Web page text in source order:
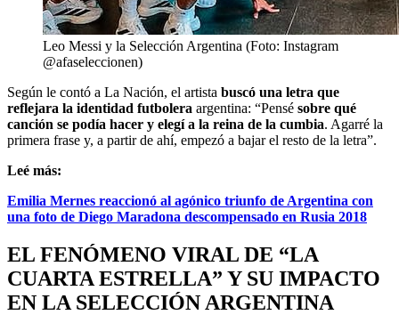
Leo Messi y la Selección Argentina (Foto: Instagram
@afaseleccionen)
Según le contó a La Nación, el artista buscó una letra que
reflejara la identidad futbolera argentina: “Pensé sobre qué
canción se podía hacer y elegí a la reina de la cumbia. Agarré la
primera frase y, a partir de ahí, empezó a bajar el resto de la letra”.
Leé más:
Emilia Mernes reaccionó al agónico triunfo de Argentina con
una foto de Diego Maradona descompensado en Rusia 2018
EL FENÓMENO VIRAL DE “LA
CUARTA ESTRELLA” Y SU IMPACTO
EN LA SELECCIÓN ARGENTINA